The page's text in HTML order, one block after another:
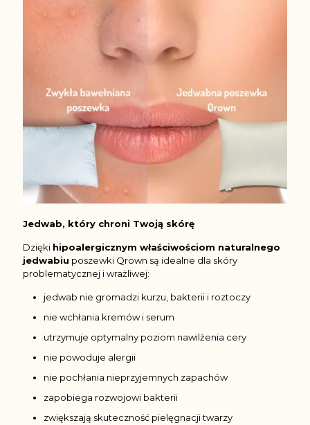
Jedwab, który chroni Twoją skórę
Dzięki hipoalergicznym właściwościom naturalnego
jedwabiu poszewki Qrown są idealne dla skóry
problematycznej i wrażliwej:
jedwab nie gromadzi kurzu, bakterii i roztoczy
nie wchłania kremów i serum
utrzymuje optymalny poziom nawilżenia cery
nie powoduje alergii
nie pochłania nieprzyjemnych zapachów
zapobiega rozwojowi bakterii
zwiększają skuteczność pielęgnacji twarzy